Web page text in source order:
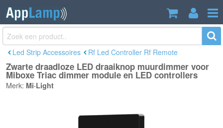
Zwarte draadloze LED draaiknop
muurdimmer voor Miboxe Triac dimmer
module en LED controllers
€22,90
Led Strip Accessoires Rf Led Controller Rf Remote
Zwarte draadloze LED draaiknop muurdimmer voor
Miboxe Triac dimmer module en LED controllers
Merk: Mi·Light